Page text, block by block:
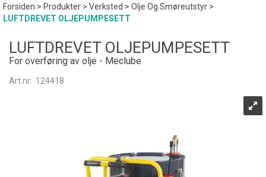
Forsiden>Produkter>Verksted>Olje Og Smøreutstyr>
LUFTDREVET OLJEPUMPESETT
LUFTDREVET OLJEPUMPESETT
For overføring av olje - Meclube
Art.nr: 124418